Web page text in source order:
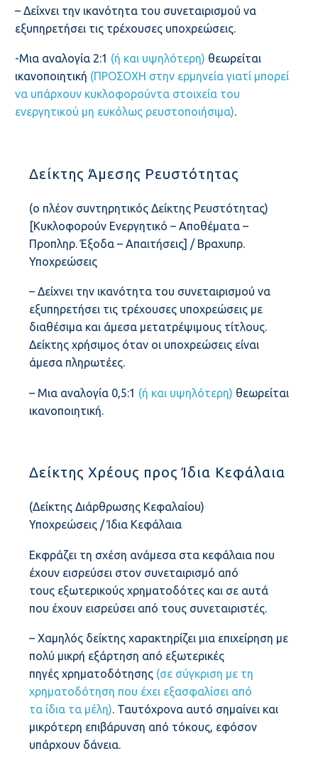
ΑΞΙΕΣ – ΑΡΧΕΣ
ΠΟΛΙΤΙΚΈΣ
ΜΈΛΗ
ΑΝΤΙΠΡΟΣΩΠΟΙ
ΣΥΝΈΔΡΙΟ
ΔΙΟΙΚΗΤΙΚΌ ΣΥΜΒΟΎΛΙΟ
ΕΚΤΕΛΕΣΤΙΚΌ ΣΥΜΒΟΎΛΙΟ
ΚΛΗΡΩΤΆ ΌΡΓΑΝΑ
ΕΠΑΓΓΕΛΜΑΤΙΚΆ ΈΡΓΑ
– Δείχνει την ικανότητα του συνεταιρισμού να
εξυπηρετήσει τις τρέχουσες υποχρεώσεις.
-Μια αναλογία 2:1 (ή και υψηλότερη) θεωρείται
ικανοποιητική (ΠΡΟΣΟΧΗ στην ερμηνεία γιατί μπορεί
να υπάρχουν κυκλοφορούντα στοιχεία του
ενεργητικού μη ευκόλως ρευστοποιήσιμα).
Δείκτης Άμεσης Ρευστότητας
(ο πλέον συντηρητικός Δείκτης Ρευστότητας)
[Κυκλοφορούν Ενεργητικό – Αποθέματα –
Προπληρ. Έξοδα – Απαιτήσεις] / Βραχυπρ.
Υποχρεώσεις
– Δείχνει την ικανότητα του συνεταιρισμού να
εξυπηρετήσει τις τρέχουσες υποχρεώσεις με
διαθέσιμα και άμεσα μετατρέψιμους τίτλους.
Δείκτης χρήσιμος όταν οι υποχρεώσεις είναι
άμεσα πληρωτέες.
– Μια αναλογία 0,5:1 (ή και υψηλότερη) θεωρείται
ικανοποιητική.
Δείκτης Χρέους προς Ίδια Κεφάλαια
(Δείκτης Διάρθρωσης Κεφαλαίου)
Υποχρεώσεις / Ίδια Κεφάλαια
Εκφράζει τη σχέση ανάμεσα στα κεφάλαια που
έχουν εισρεύσει στον συνεταιρισμό από
τους εξωτερικούς χρηματοδότες και σε αυτά
που έχουν εισρεύσει από τους συνεταιριστές.
– Χαμηλός δείκτης χαρακτηρίζει μια επιχείρηση με
πολύ μικρή εξάρτηση από εξωτερικές
πηγές χρηματοδότησης (σε σύγκριση με τη
χρηματοδότηση που έχει εξασφαλίσει από
τα ίδια τα μέλη). Ταυτόχρονα αυτό σημαίνει και
μικρότερη επιβάρυνση από τόκους, εφόσον
υπάρχουν δάνεια.